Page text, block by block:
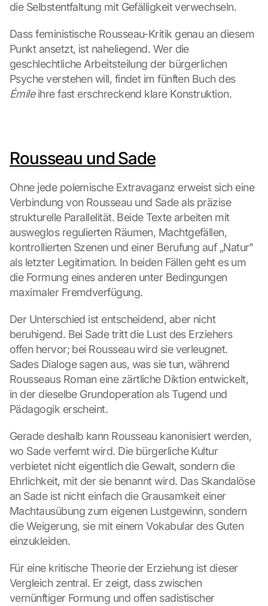
die Selbstentfaltung mit Gefälligkeit verwechseln.
Dass feministische Rousseau-Kritik genau an diesem
Punkt ansetzt, ist naheliegend. Wer die
geschlechtliche Arbeitsteilung der bürgerlichen
Psyche verstehen will, findet im fünften Buch des
Émile ihre fast erschreckend klare Konstruktion.
Rousseau und Sade
Ohne jede polemische Extravaganz erweist sich eine
Verbindung von Rousseau und Sade als präzise
strukturelle Parallelität. Beide Texte arbeiten mit
ausweglos regulierten Räumen, Machtgefällen,
kontrollierten Szenen und einer Berufung auf „Natur"
als letzter Legitimation. In beiden Fällen geht es um
die Formung eines anderen unter Bedingungen
maximaler Fremdverfügung.
Der Unterschied ist entscheidend, aber nicht
beruhigend. Bei Sade tritt die Lust des Erziehers
offen hervor; bei Rousseau wird sie verleugnet.
Sades Dialoge sagen aus, was sie tun, während
Rousseaus Roman eine zärtliche Diktion entwickelt,
in der dieselbe Grundoperation als Tugend und
Pädagogik erscheint.
Gerade deshalb kann Rousseau kanonisiert werden,
wo Sade verfemt wird. Die bürgerliche Kultur
verbietet nicht eigentlich die Gewalt, sondern die
Ehrlichkeit, mit der sie benannt wird. Das Skandalöse
an Sade ist nicht einfach die Grausamkeit einer
Machtausübung zum eigenen Lustgewinn, sondern
die Weigerung, sie mit einem Vokabular des Guten
einzukleiden.
Für eine kritische Theorie der Erziehung ist dieser
Vergleich zentral. Er zeigt, dass zwischen
vernünftiger Formung und offen sadistischer